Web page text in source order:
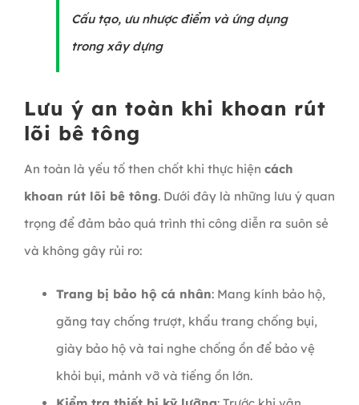
Cấu tạo, ưu nhược điểm và ứng dụng
trong xây dựng
Lưu ý an toàn khi khoan rút
lõi bê tông
An toàn là yếu tố then chốt khi thực hiện cách
khoan rút lõi bê tông. Dưới đây là những lưu ý quan
trọng để đảm bảo quá trình thi công diễn ra suôn sẻ
và không gây rủi ro:
Trang bị bảo hộ cá nhân: Mang kính bảo hộ,
găng tay chống trượt, khẩu trang chống bụi,
giày bảo hộ và tai nghe chống ồn để bảo vệ
khỏi bụi, mảnh vỡ và tiếng ồn lớn.